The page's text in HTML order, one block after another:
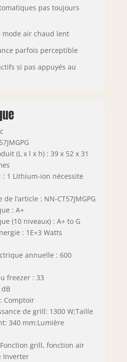
pas toujours
mode air chaud lent
parfois perceptible
si pas appuyés au
(L x l x h) : 39 x 52 x 31
: 1 Lithium-ion nécessite
l’article : NN-CT57JMGPG
: A+
(10 niveaux) : A+ to G
: 1E+3 Watts
annuelle : 600
freezer : 33
Comptoir
de grill: 1300 W;Taille
340 mm:Lumière
grill, fonction air
Inverter